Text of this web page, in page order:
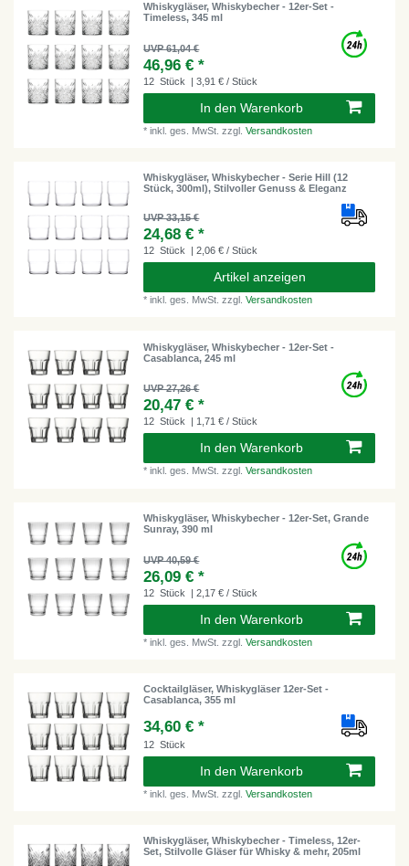
Whiskygläser, Whiskybecher - 12er-Set -
Timeless, 345 ml
UVP 61,04 €
46,96 € *
12 Stück | 3,91 € / Stück
In den Warenkorb
*inkl. ges. MwSt. zzgl.Versandkosten
Whiskygläser, Whiskybecher - Serie Hill (12
Stück, 300ml), Stilvoller Genuss & Eleganz
UVP 33,15 €
24,68 € *
12 Stück | 2,06 € / Stück
Artikel anzeigen
*inkl. ges. MwSt. zzgl.Versandkosten
Whiskygläser, Whiskybecher - 12er-Set -
Casablanca, 245 ml
UVP 27,26 €
20,47 € *
12 Stück | 1,71 € / Stück
In den Warenkorb
*inkl. ges. MwSt. zzgl.Versandkosten
Whiskygläser, Whiskybecher - 12er-Set, Grande
Sunray, 390 ml
UVP 40,59 €
26,09 € *
12 Stück | 2,17 € / Stück
In den Warenkorb
*inkl. ges. MwSt. zzgl.Versandkosten
Cocktailgläser, Whiskygläser 12er-Set -
Casablanca, 355 ml
34,60 € *
12 Stück
In den Warenkorb
*inkl. ges. MwSt. zzgl.Versandkosten
Whiskygläser, Whiskybecher - Timeless, 12er-
Set, Stilvolle Gläser für Whisky & mehr, 205ml